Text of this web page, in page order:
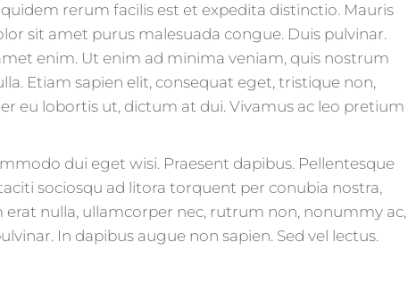
rerum facilis est et expedita distinctio. Mauris
sit amet purus malesuada congue. Duis pulvinar.
enim. Ut enim ad minima veniam, quis nostrum
Etiam sapien elit, consequat eget, tristique non,
eu lobortis ut, dictum at dui. Vivamus ac leo pretium
dui eget wisi. Praesent dapibus. Pellentesque
sociosqu ad litora torquent per conubia nostra,
nulla, ullamcorper nec, rutrum non, nonummy ac,
In dapibus augue non sapien. Sed vel lectus.